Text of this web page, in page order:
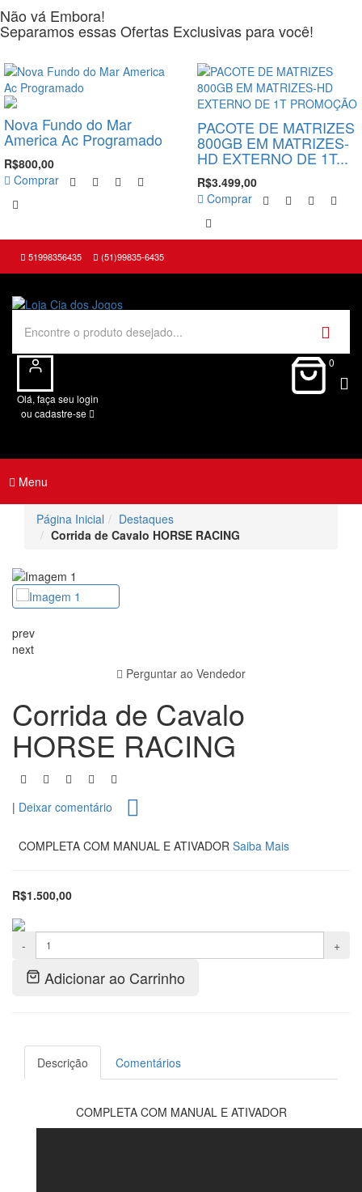
Não vá Embora!
Separamos essas Ofertas Exclusivas para você!
Nova Fundo do Mar
America Ac Programado
R$800,00
Comprar
PACOTE DE MATRIZES
800GB EM MATRIZES-
HD EXTERNO DE 1T...
R$3.499,00
Comprar
51998356435 (51)99835-6435
Olá, faça seu login
ou cadastre-se
0
Menu
Página Inicial
Destaques
Corrida de Cavalo HORSE RACING
prev
next
Perguntar ao Vendedor
Corrida de Cavalo
HORSE RACING
| Deixar comentário
COMPLETA COM MANUAL E ATIVADOR Saiba Mais
R$1.500,00
- +
Adicionar ao Carrinho
Descrição Comentários
COMPLETA COM MANUAL E ATIVADOR